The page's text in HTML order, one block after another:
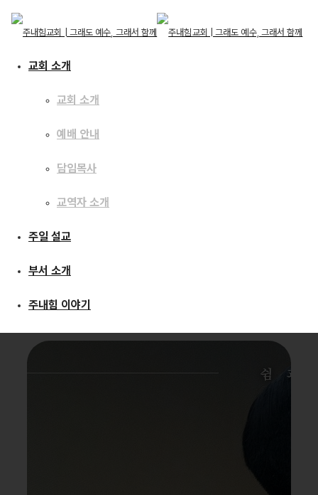
교회 소개
교회 소개
교역자 소개
주일 설교
부서 소개
주내힘 이야기
교회 소개
교회 소개
예배 안내
담임목사
교역자 소개
주일 설교
부서 소개
주내힘 이야기
주일 설교
[25.05.24] 감추어진
일과 나타난 일